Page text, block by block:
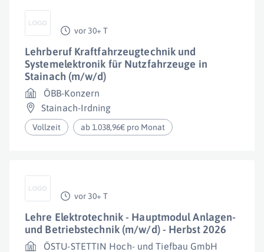
vor 30+ T
Lehrberuf Kraftfahrzeugtechnik und
Systemelektronik für Nutzfahrzeuge in
Stainach (m/w/d)
ÖBB-Konzern
Stainach-Irdning
Vollzeit ab 1.038,96€ pro Monat
vor 30+ T
Lehre Elektrotechnik - Hauptmodul Anlagen-
und Betriebstechnik (m/w/d) - Herbst 2026
ÖSTU-STETTIN Hoch- und Tiefbau GmbH